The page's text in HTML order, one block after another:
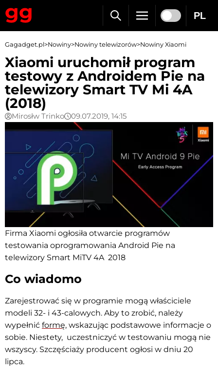
PL
Gagadget.pl>Nowiny>Nowiny telewizorów>Nowiny Xiaomi
Xiaomi uruchomił program
testowy z Androidem Pie na
telewizory Smart TV Mi 4A
(2018)
Mirosłw Trinko 09.07.2019, 14:15
Firma Xiaomi ogłosiła otwarcie programów
testowania oprogramowania Android Pie na
telewizory Smart MiTV 4A 2018
Co wiadomo
Zarejestrować się w programie mogą właściciele
modeli 32- i 43-calowych. Aby to zrobić, należy
wypełnić formę, wskazując podstawowe informacje o
sobie. Niestety, uczestniczyć w testowaniu mogą nie
wszyscy. Szczęściaży producent ogłosi w dniu 20
lipca.